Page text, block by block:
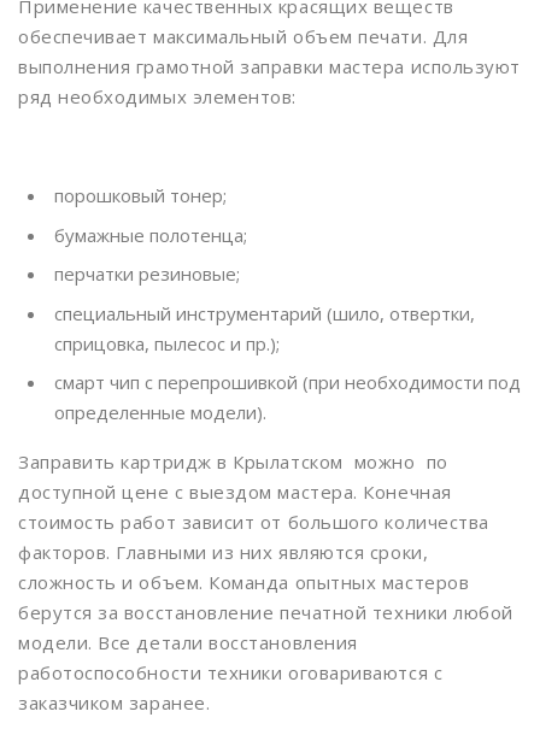
Телефон*
Сообщение*
Верхние котлы
Верхние Лихоборы
Войковская
Волхонка
Воробьевы горы
Выхино
Деловой центр
Динамо
Дмитровская
Добрынинская
Домодедовская
Применение качественных красящих веществ
обеспечивает максимальный объем печати. Для
выполнения грамотной заправки мастера используют
ряд необходимых элементов:
порошковый тонер;
бумажные полотенца;
перчатки резиновые;
специальный инструментарий (шило, отвертки,
сприцовка, пылесос и пр.);
смарт чип с перепрошивкой (при необходимости под
определенные модели).
Заправить картридж в Крылатском можно по
доступной цене с выездом мастера. Конечная
стоимость работ зависит от большого количества
факторов. Главными из них являются сроки,
сложность и объем. Команда опытных мастеров
берутся за восстановление печатной техники любой
модели. Все детали восстановления
работоспособности техники оговариваются с
заказчиком заранее.
Имя*
Телефон*